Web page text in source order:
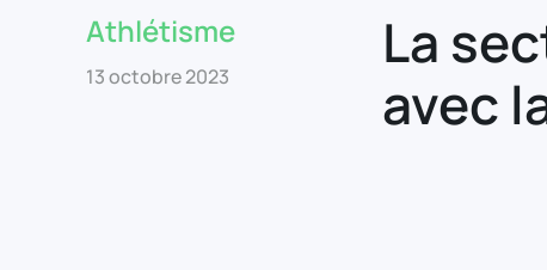
Athlétisme
13 octobre 2023
La
avec